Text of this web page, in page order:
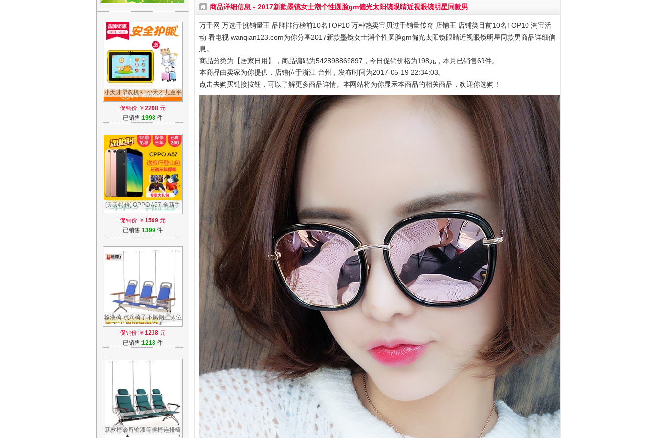
小天才早教机K1小天才儿童平
板电脑学习机小学同步点读故
事机K1
促销价:￥ 2298 元
已销售:1998 件
[天天特价] OPPO A57 全新手
机a59s a33 r9s r11 oppoa57
手机正品
促销价:￥ 1599 元
已销售:1399 件
输液椅 点滴椅子不锈钢三人位
医院用高档医疗候诊所高背输
液座椅
促销价:￥ 1238 元
已销售:1218 件
新款椅诊所输液等候椅连排椅
商品详细信息 - 2017新款墨镜女士潮个性圆脸gm偏光太阳镜眼睛近视眼镜明星同款男
万千网 万选千挑销量王 品牌排行榜前10名TOP10 万种热卖宝贝过千销量传奇 店铺王 店铺类目前10名TOP10 淘宝活
动 看电视 wanqian123.com为你分享2017新款墨镜女士潮个性圆脸gm偏光太阳镜眼睛近视眼镜明星同款男商品详细信
息。
商品分类为【居家日用】，商品编码为542898869897，今日促销价格为198元，本月已销售69件。
本商品由卖家为你提供，店铺位于浙江 台州，发布时间为2017-05-19 22:34:03。
点击去购买链接按钮，可以了解更多商品详情。本网站将为你显示本商品的相关商品，欢迎你选购！